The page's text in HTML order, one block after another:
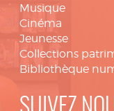
Musique
Cinéma
Jeunesse
Collections
Bibliothèque